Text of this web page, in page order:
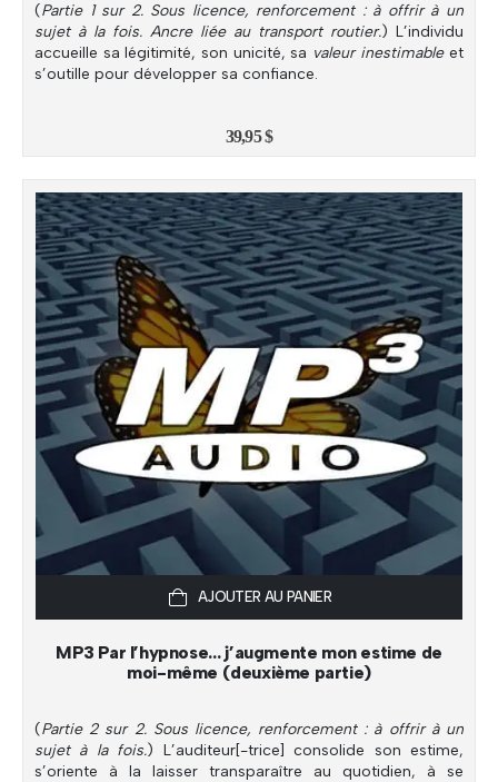
(Partie 1 sur 2. Sous licence, renforcement : à offrir à un
sujet à la fois. Ancre liée au transport routier.) L’individu
accueille sa légitimité, son unicité, sa valeur inestimableet
s’outille pour développer sa confiance.
39,95$
AJOUTER AU PANIER
MP3 Par l’hypnose… j’augmente mon estime de
moi-même (deuxième partie)
(Partie 2 sur 2. Sous licence, renforcement : à offrir à un
sujet à la fois.) L’auditeur[-trice] consolide son estime,
s’oriente à la laisser transparaître au quotidien, à se